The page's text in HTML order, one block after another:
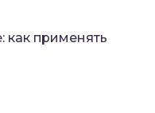
как применять